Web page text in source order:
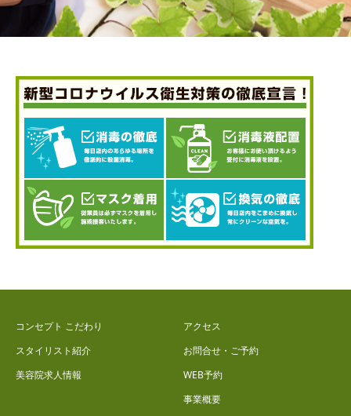
コンセプト こだわり
スタイリスト紹介
美容院求人情報
アクセス
お問合せ・ご予約
WEB予約
事業概要